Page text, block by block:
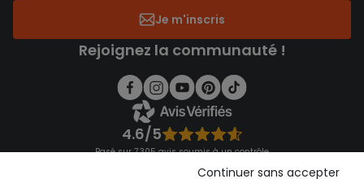
Je m'inscris
Rejoignez la communauté !
4.6/5
Basé sur 7 305 avis soumis à un contrôle
Continuer sans accepter